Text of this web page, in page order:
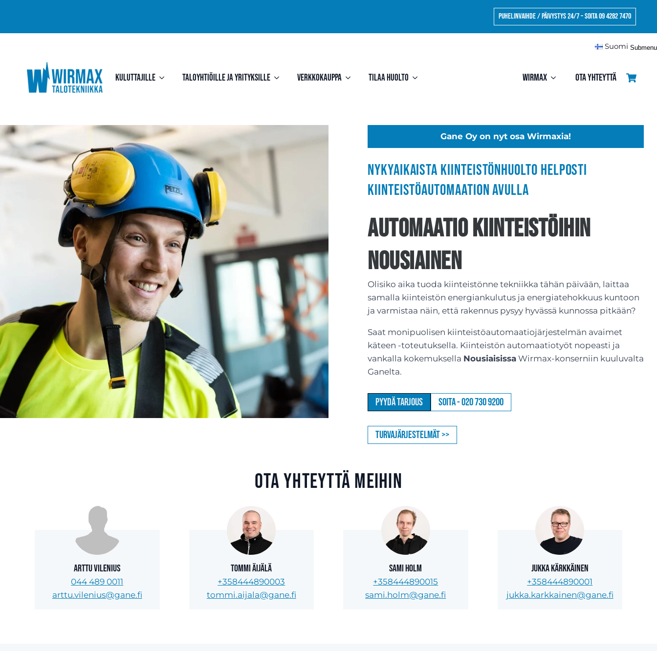
Puhelinvaihde / Päivystys 24/7 – Soita 09 4282 7470
Suomi
Kuluttajille Taloyhtiöille ja yrityksille Verkkokauppa Tilaa huolto Wirmax Ota yhteyttä
Gane Oy on nyt osa Wirmaxia!
Nykyaikaista kiinteistönhuolto helposti
kiinteistöautomaation avulla
Automaatio kiinteistöihin
Nousiainen
Olisiko aika tuoda kiinteistönne tekniikka tähän päivään, laittaa
samalla kiinteistön energiankulutus ja energiatehokkuus kuntoon
ja varmistaa näin, että rakennus pysyy hyvässä kunnossa pitkään?
Saat monipuolisen kiinteistöautomaatiojärjestelmän avaimet
käteen -toteutuksella. Kiinteistön automaatiotyöt nopeasti ja
vankalla kokemuksella Nousiaisissa Wirmax-konserniin kuuluvalta
Ganelta.
Pyydä tarjous Soita - 020 730 9200
Turvajärjestelmät >>
Ota yhteyttä meihin
Arttu Vilenius
044 489 0011
arttu.vilenius@gane.fi
Tommi Äijälä
+358444890003
tommi.aijala@gane.fi
Sami Holm
+358444890015
sami.holm@gane.fi
Jukka Kärkkäinen
+358444890001
jukka.karkkainen@gane.fi